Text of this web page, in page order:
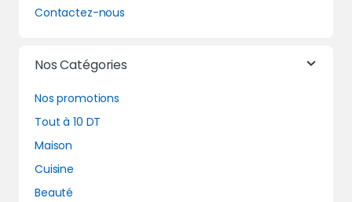
Contactez-nous
Nos Catégories
Nos promotions
Tout à 10 DT
Maison
Cuisine
Beauté